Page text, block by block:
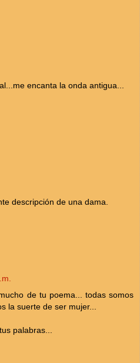
encanta la onda antigua...
descripción de una dama.
de tu poema... todas somos
la suerte de ser mujer...
palabras...